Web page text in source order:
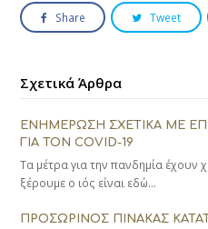
Share Tweet
Σχετικά Άρθρα
ΕΝΗΜΕΡΩΣΗ ΣΧΕΤΙΚΑ ΜΕ
ΓΙΑ ΤΟΝ COVID-19
Τα μέτρα για την πανδημία έχουν
ξέρουμε ο ιός είναι εδώ…
ΠΡΟΣΩΡΙΝΟΣ ΠΙΝΑΚΑΣ